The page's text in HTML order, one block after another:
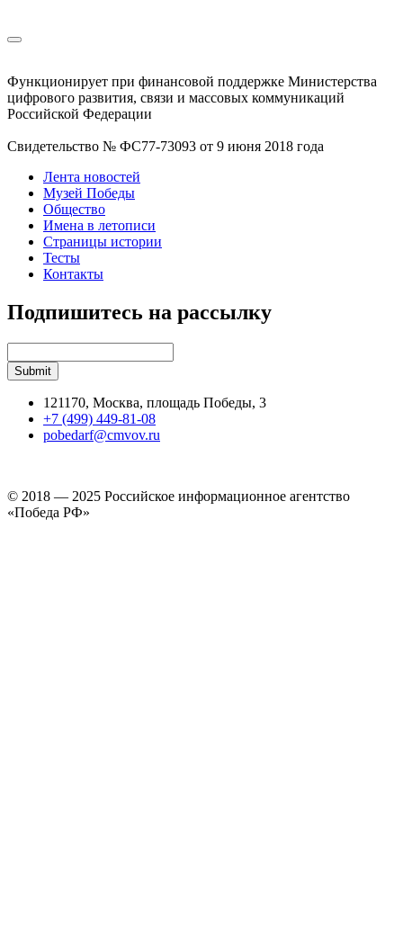
Функционирует при финансовой поддержке Министерства
цифрового развития, связи и массовых коммуникаций
Российской Федерации
Свидетельство № ФС77-73093 от 9 июня 2018 года
Лента новостей
Музей Победы
Общество
Имена в летописи
Страницы истории
Тесты
Контакты
Подпишитесь на рассылку
121170, Москва, площадь Победы, 3
+7 (499) 449-81-08
pobedarf@cmvov.ru
© 2018 — 2025 Российское информационное агентство
«Победа РФ»